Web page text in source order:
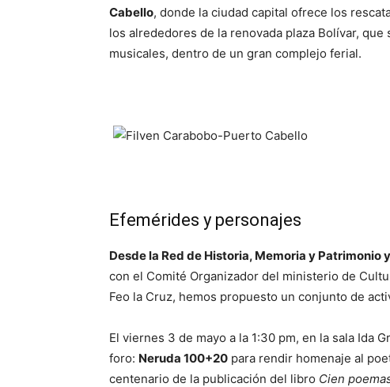
Cabello, donde la ciudad capital ofrece los
los alrededores de la renovada plaza Bolívar,
musicales, dentro de un gran complejo ferial.
Efemérides y personajes
Desde la Red de Historia, Memoria y Patrimonio
con el Comité Organizador del ministerio de
Feo la Cruz, hemos propuesto un conjunto de
El viernes 3 de mayo a la 1:30 pm, en la sala Ida
foro: Neruda 100+20 para rendir homenaje al
centenario de la publicación del libro Cien